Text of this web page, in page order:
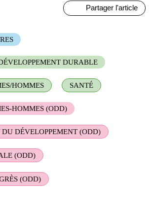
Partager l'article
DURABLE
HOMMES SANTÉ
HOMMES (ODD)
DÉVELOPPEMENT (ODD)
(ODD)
(ODD)